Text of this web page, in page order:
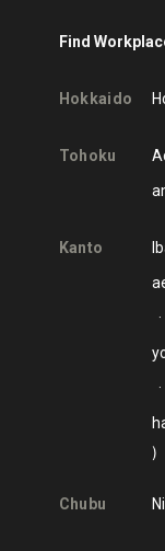
Find
Hokkaido
Tohoku
Kanto
Chubu